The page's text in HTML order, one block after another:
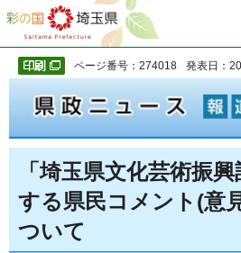
彩の国 埼玉県
ページ番号：274018 発表日：
「埼玉県文化芸術振
する県民コメント(意
ついて